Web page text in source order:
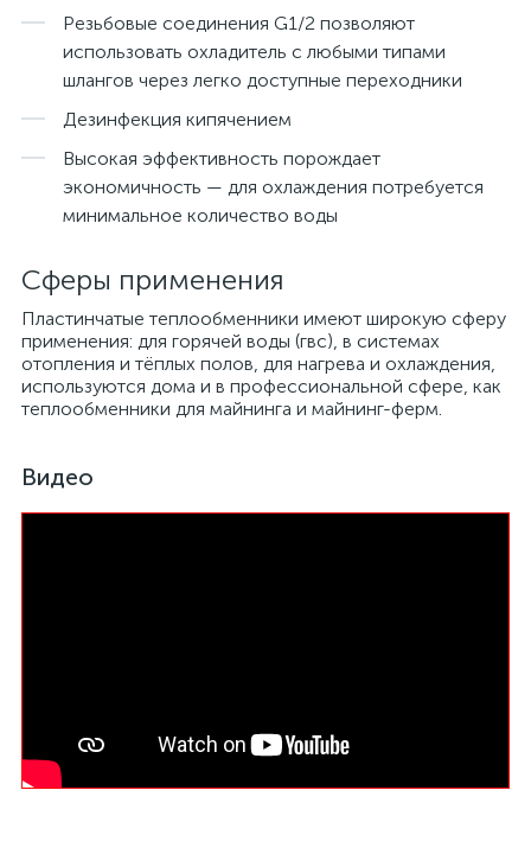
Резьбовые соединения G1/2 позволяют
использовать охладитель с любыми типами
шлангов через легко доступные переходники
Дезинфекция кипячением
Высокая эффективность порождает
экономичность — для охлаждения потребуется
минимальное количество воды
Сферы применения
Пластинчатые теплообменники имеют широкую сферу
применения: для горячей воды (гвс), в системах
отопления и тёплых полов, для нагрева и охлаждения,
используются дома и в профессиональной сфере, как
теплообменники для майнинга и майнинг-ферм.
Видео